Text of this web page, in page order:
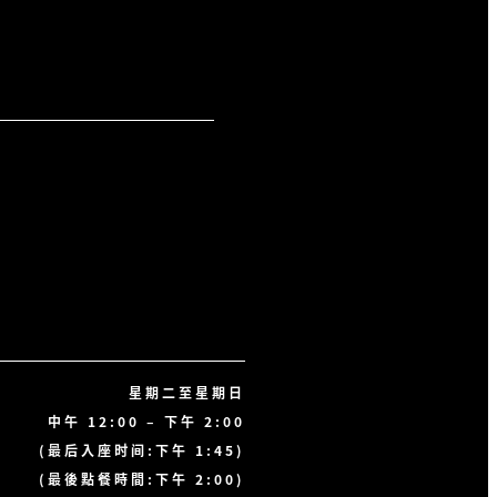
星期二至星期日
中午 12:00 – 下午 2:00
(最后入座时间:下午 1:45)
(最後點餐時間:下午 2:00)